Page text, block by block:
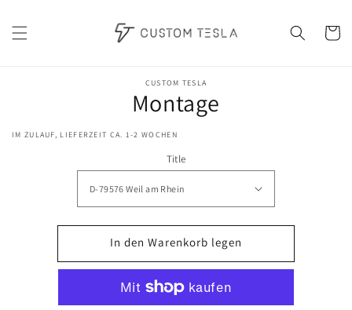
Inhalt
CUSTOM TESLA
Montage
IM ZULAUF, LIEFERZEIT CA. 1-2 WOCHEN
Title
In den Warenkorb legen